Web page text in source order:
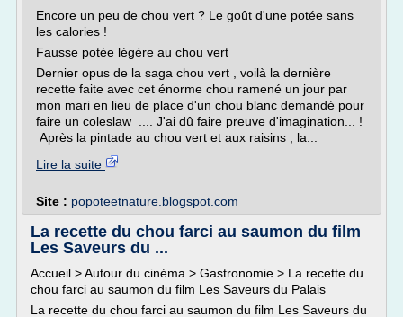
Encore un peu de chou vert ? Le goût d'une potée sans
les calories !
Fausse potée légère au chou vert
Dernier opus de la saga chou vert , voilà la dernière
recette faite avec cet énorme chou ramené un jour par
mon mari en lieu de place d'un chou blanc demandé pour
faire un coleslaw .... J'ai dû faire preuve d'imagination... !
Après la pintade au chou vert et aux raisins , la...
Lire la suite
Site : popoteetnature.blogspot.com
La recette du chou farci au saumon du film
Les Saveurs du ...
Accueil > Autour du cinéma > Gastronomie > La recette du
chou farci au saumon du film Les Saveurs du Palais
La recette du chou farci au saumon du film Les Saveurs du